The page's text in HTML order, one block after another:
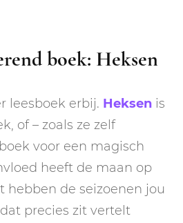
boek: Heksen
leesboek erbij. Heksen is
of – zoals ze zelf
voor een magisch
heeft de maan op
hebben de seizoenen jou
precies zit vertelt